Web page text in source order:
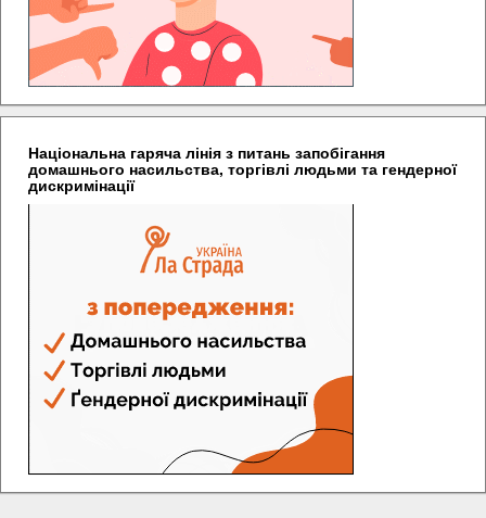
Національна гаряча лінія з питань запобігання
домашнього насильства, торгівлі людьми та гендерної
дискримінації